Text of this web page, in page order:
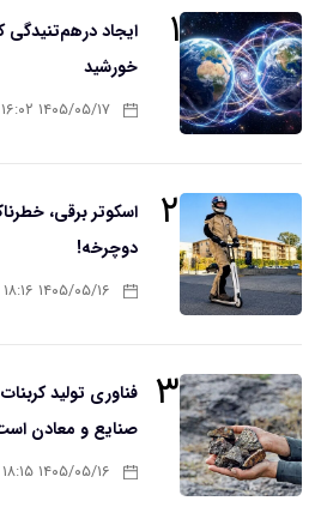
۱
ایجاد درهم‌تنیدگی
خورشید
۱۴۰۵/۰۵/۱۷ ۱۶:۰۲
۲
اسکوتر برقی،
دوچرخه!
۱۴۰۵/۰۵/۱۶ ۱۸:۱۶
۳
فناوری تولید
صنایع و معادن
۱۴۰۵/۰۵/۱۶ ۱۸:۱۵